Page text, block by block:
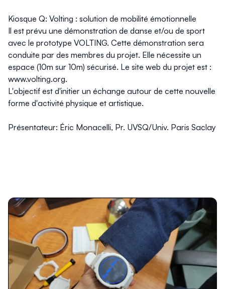
Kiosque Q: Volting : solution de mobilité émotionnelle
Il est prévu une démonstration de danse et/ou de sport
avec le prototype VOLTING. Cette démonstration sera
conduite par des membres du projet. Elle nécessite un
espace (10m sur 10m) sécurisé. Le site web du projet est :
www.volting.org.
L'objectif est d'initier un échange autour de cette nouvelle
forme d'activité physique et artistique.
Présentateur: Éric Monacelli, Pr. UVSQ/Univ. Paris Saclay